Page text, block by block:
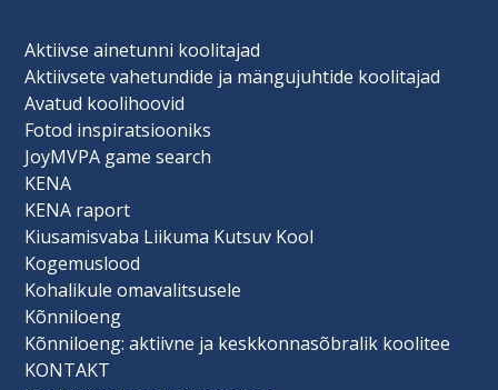
Aktiivse ainetunni koolitajad
Aktiivsete vahetundide ja mängujuhtide koolitajad
Avatud koolihoovid
Fotod inspiratsiooniks
JoyMVPA game search
KENA
KENA raport
Kiusamisvaba Liikuma Kutsuv Kool
Kogemuslood
Kohalikule omavalitsusele
Kõnniloeng
Kõnniloeng: aktiivne ja keskkonnasõbralik koolitee
KONTAKT